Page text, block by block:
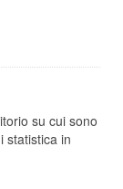
su cui sono
statistica in